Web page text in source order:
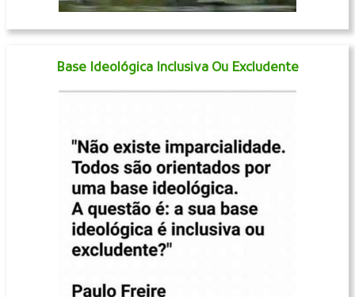
Base Ideológica Inclusiva Ou Excludente